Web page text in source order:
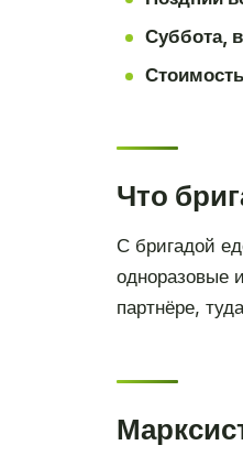
Суббота,
Что
С бригадой
одноразовые
партнёре,